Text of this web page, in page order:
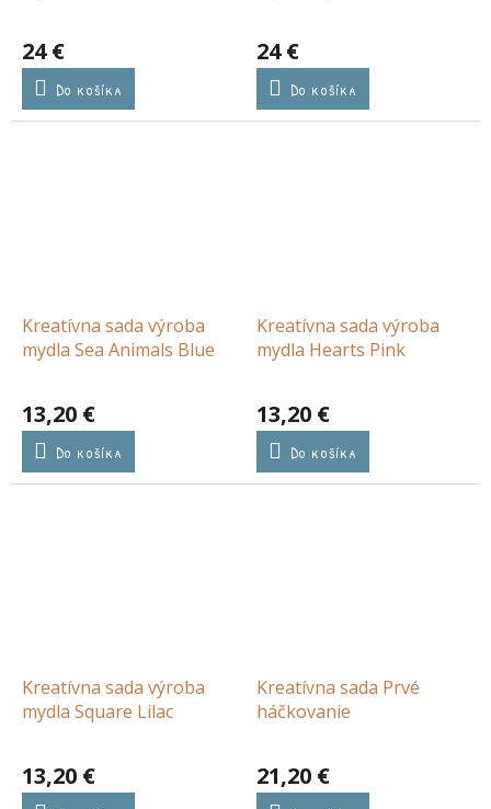
24 €
Do košíka
24 €
Do košíka
Kreatívna sada výroba
mydla Sea Animals Blue
13,20 €
Do košíka
Kreatívna sada výroba
mydla Hearts Pink
13,20 €
Do košíka
Kreatívna sada výroba
mydla Square Lilac
13,20 €
Kreatívna sada Prvé
háčkovanie
21,20 €